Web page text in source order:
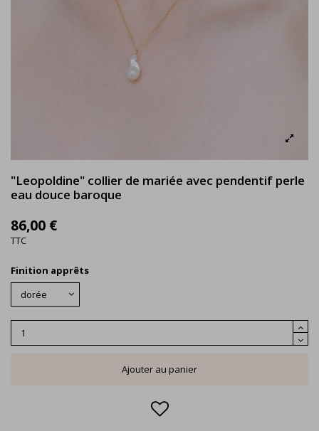
"Leopoldine" collier de mariée avec pendentif perle
eau douce baroque
86,00 €
TTC
Finition apprêts
Ajouter au panier